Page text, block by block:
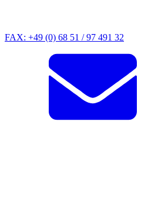
FAX: +49 (0) 68 51 / 97 491 32